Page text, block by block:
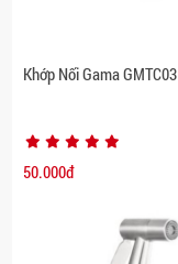
Khớp Nối Gama GMTC03
50.000đ